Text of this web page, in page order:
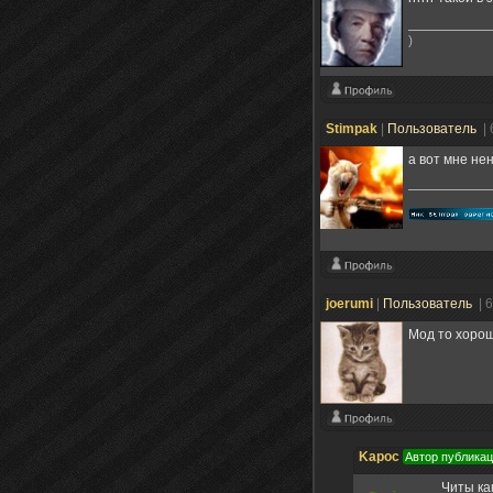
)
Stimpak Пользователь
а вот мне
joerumi Пользователь
|
Мод то
Kapoc Автор
Читы